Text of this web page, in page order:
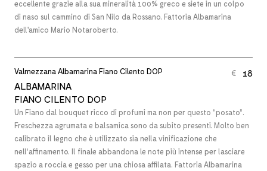
eccellente grazie alla sua mineralità 100% greco e siete in un colpo
di naso sul cammino di San Nilo da Rossano. Fattoria Albamarina
dell'amico Mario Notaroberto.
Valmezzana Albamarina Fiano Cilento DOP €
18
ALBAMARINA
FIANO CILENTO DOP
Un Fiano dal bouquet ricco di profumi ma non per questo “posato”.
Freschezza agrumata e balsamica sono da subito presenti. Molto ben
calibrato il legno che è utilizzato sia nella vinificazione che
nell’affinamento. Il finale abbandona le note più intense per lasciare
spazio a roccia e gesso per una chiosa affilata. Fattoria Albamarina